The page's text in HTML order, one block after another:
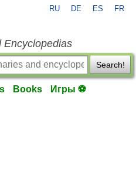
RU DE ES FR
Encyclopedias
Search!
Books Игры ⚽